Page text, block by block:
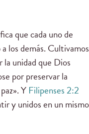
que cada uno de
los demás. Cultivamos
la unidad que Dios
por preservar la
Y Filipenses 2:2
y unidos en un mismo